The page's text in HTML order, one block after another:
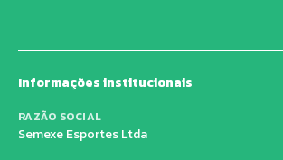
Informações institucionais
RAZÃO SOCIAL
Semexe Esportes Ltda